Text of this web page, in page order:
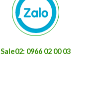
Sale02: 0966 02 00 03